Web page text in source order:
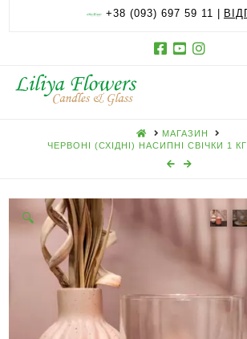
+38 (093) 697 59 11 |
HOMEМАГАЗИН
ЧЕРВОНІ (СХІДНІ) НАСИПНІ СВІЧКИ 1
🔍